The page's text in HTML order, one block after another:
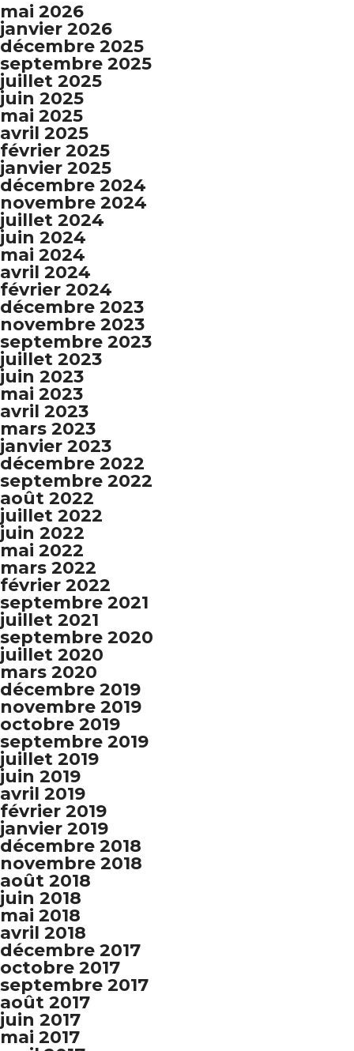
mai 2026
janvier 2026
décembre 2025
septembre 2025
juillet 2025
juin 2025
mai 2025
avril 2025
février 2025
janvier 2025
décembre 2024
novembre 2024
juillet 2024
juin 2024
mai 2024
avril 2024
février 2024
décembre 2023
novembre 2023
septembre 2023
juillet 2023
juin 2023
mai 2023
avril 2023
mars 2023
janvier 2023
décembre 2022
septembre 2022
août 2022
juillet 2022
juin 2022
mai 2022
mars 2022
février 2022
septembre 2021
juillet 2021
septembre 2020
juillet 2020
mars 2020
décembre 2019
novembre 2019
octobre 2019
septembre 2019
juillet 2019
juin 2019
avril 2019
février 2019
janvier 2019
décembre 2018
novembre 2018
août 2018
juin 2018
mai 2018
avril 2018
décembre 2017
octobre 2017
septembre 2017
août 2017
juin 2017
mai 2017